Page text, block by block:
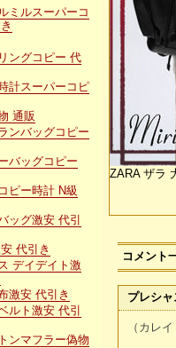
ZARA ザラ
コメント
プレシ
（カレ
ミルスーパーコ
ングコピー 代
計スーパーコピ
通販
ンバッグコピー
バッグコピー
ピー時計 N級
ッグ激安 代引
代引き
デイデイト激
激安 代引き
ルト激安 代引
ンマフラー偽物